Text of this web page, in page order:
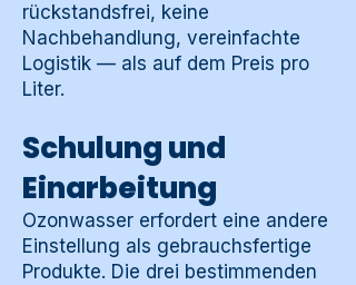
rückstandsfrei, keine
Nachbehandlung, vereinfachte
Logistik — als auf dem Preis pro
Liter.
Schulung und
Einarbeitung
Ozonwasser erfordert eine andere
Einstellung als gebrauchsfertige
Produkte. Die drei bestimmenden